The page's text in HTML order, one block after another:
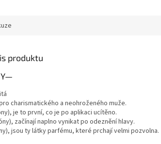
produktu
—
charismatického a neohroženého muže.
je to první, co je po aplikaci ucítěno.
začínají naplno vynikat po odeznění hlavy.
jsou ty látky parfému, které prchají velmi pozvolna.